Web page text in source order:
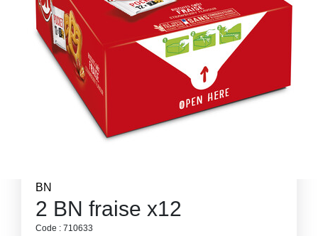
BN
2 BN fraise x12
Code : 710633